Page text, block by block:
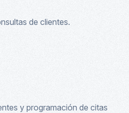
de clientes.
y programación de citas